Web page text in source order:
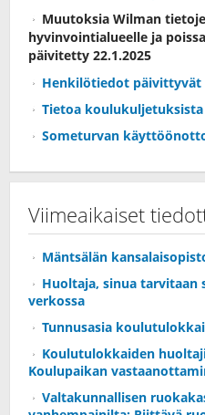
Muutoksia Wilman
hyvinvointialueelle ja
päivitetty 22.1.2025
Henkilötiedot päivittyvät
Tietoa koulukuljetuksista
Someturvan
Viimeaikaiset
Mäntsälän
Huoltaja, sinua tarvitaan
verkossa
Tunnusasia
Koulutulokkaiden
Koulupaikan
Valtakunnallisen